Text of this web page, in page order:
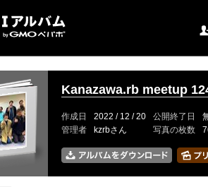
Kanazawa.rb meetup
作成日 2022 / 12 / 20 公開終了日
管理者
kzrbさん 写真の枚数